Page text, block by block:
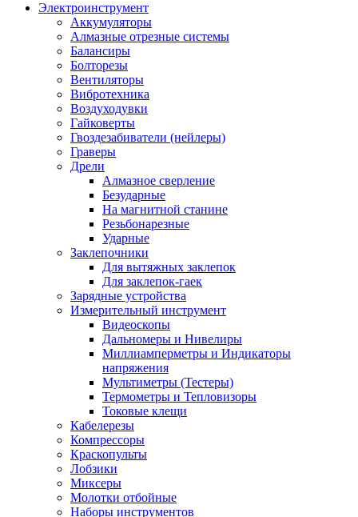
Электроинструмент
Аккумуляторы
Алмазные отрезные системы
Балансиры
Болторезы
Вентиляторы
Вибротехника
Воздуходувки
Гайковерты
Гвоздезабиватели (нейлеры)
Граверы
Дрели
Алмазное сверление
Безударные
На магнитной станине
Резьбонарезные
Ударные
Заклепочники
Для вытяжных заклепок
Для заклепок-гаек
Зарядные устройства
Измерительный инструмент
Видеоскопы
Дальномеры и Нивелиры
Миллиамперметры и Индикаторы
напряжения
Мультиметры (Тестеры)
Термометры и Тепловизоры
Токовые клещи
Кабелерезы
Компрессоры
Краскопульты
Лобзики
Миксеры
Молотки отбойные
Наборы инструментов